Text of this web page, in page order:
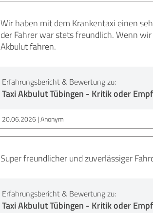
Wir haben mit dem Krankentaxi einen
der Fahrer war stets freundlich. Wenn
Akbulut fahren.
Erfahrungsbericht & Bewertung zu:
Taxi Akbulut Tübingen - Kritik oder
20.06.2026 Anonym
Super freundlicher und zuverlässiger
Erfahrungsbericht & Bewertung zu:
Taxi Akbulut Tübingen - Kritik oder